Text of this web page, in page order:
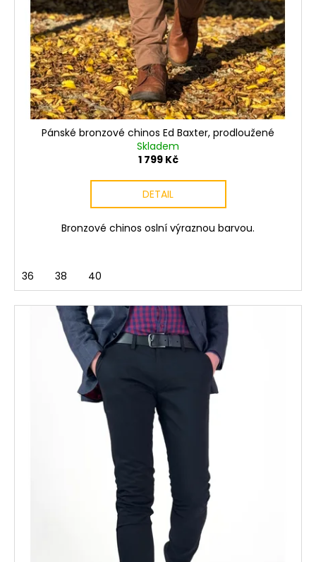
Pánské bronzové chinos Ed Baxter, prodloužené
Skladem
1 799 Kč
DETAIL
Bronzové chinos oslní výraznou barvou.
36 38 40